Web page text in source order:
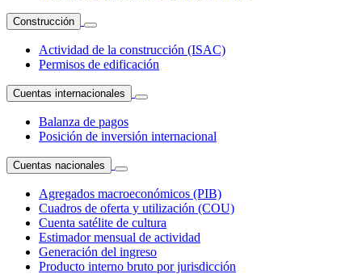
Construcción
Actividad de la construcción (ISAC)
Permisos de edificación
Cuentas internacionales
Balanza de pagos
Posición de inversión internacional
Cuentas nacionales
Agregados macroeconómicos (PIB)
Cuadros de oferta y utilización (COU)
Cuenta satélite de cultura
Estimador mensual de actividad
Generación del ingreso
Producto interno bruto por jurisdicción